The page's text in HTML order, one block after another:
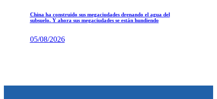
China ha construido sus megaciudades drenando el agua del
subsuelo. Y ahora sus megaciudades se están hundiendo
05/08/2026